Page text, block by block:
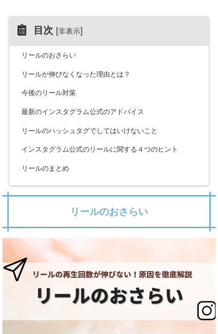
目次 [非表示]
リールのおさらい
リールが伸びなくなった理由とは？
今後のリール対策
最新のインスタグラム公式のアドバイス
リールのハッシュタグでしてはいけないこと
インスタグラム公式のリールに関する４つのヒント
リールのまとめ
リールのおさらい